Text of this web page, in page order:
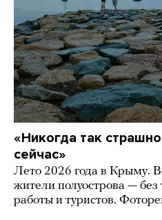
«Никогда так
сейчас»
Лето 2026 года в Крыму.
жители полуострова — без
работы и туристов.